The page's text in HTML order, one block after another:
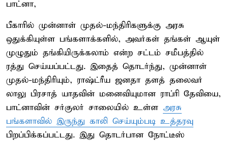
பாட்னா,
பீகாரில் முன்னாள் முதல்-மந்திரிகளுக்கு அரசு
ஒதுக்கியுள்ள பங்களாக்களில், அவர்கள் தங்கள் ஆயுள்
முழுதும் தங்கியிருக்கலாம் என்ற சட்டம் சமீபத்தில்
ரத்து செய்யப்பட்டது. இதைத் தொடர்ந்து, முன்னாள்
முதல்-மந்திரியும், ராஷ்ட்ரீய ஜனதா தளத் தலைவர்
லாலு பிரசாத் யாதவின் மனைவியுமான ராப்ரி தேவியை,
பாட்னாவின் சர்குலர் சாலையில் உள்ள அரசு
பங்களாவில் இருந்து காலி செய்யும்படி உத்தரவு
பிறப்பிக்கப்பட்டது. இது தொடர்பான நோட்டீஸ்